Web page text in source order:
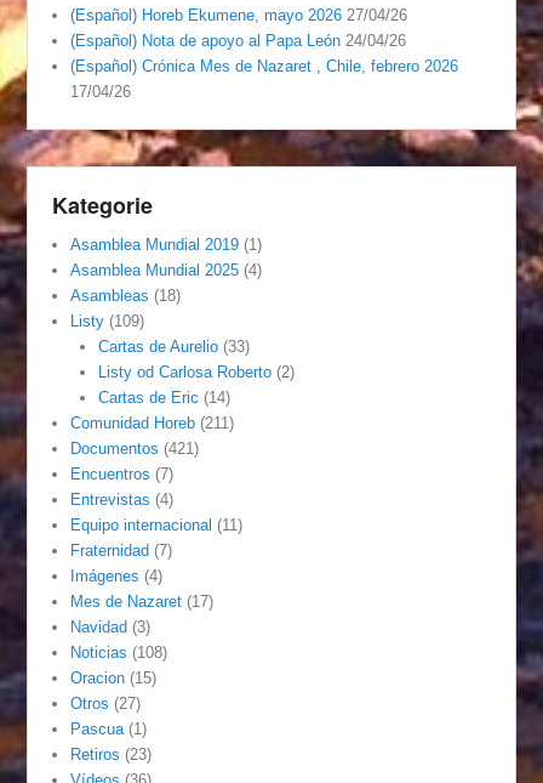
(Español) Horeb Ekumene, mayo 2026 27/04/26
(Español) Nota de apoyo al Papa León 24/04/26
(Español) Crónica Mes de Nazaret , Chile, febrero 2026
17/04/26
Kategorie
Asamblea Mundial 2019 (1)
Asamblea Mundial 2025 (4)
Asambleas (18)
Listy (109)
Cartas de Aurelio(33)
Listy od Carlosa Roberto(2)
Cartas de Eric (14)
Comunidad Horeb (211)
Documentos (421)
Encuentros (7)
Entrevistas (4)
Equipo internacional (11)
Fraternidad (7)
Imágenes (4)
Mes de Nazaret (17)
Navidad (3)
Noticias (108)
Oracion (15)
Otros (27)
Pascua (1)
Retiros (23)